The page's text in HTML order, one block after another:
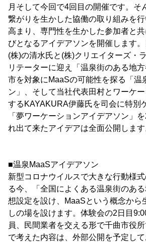
月そして今回で4回目の開催です。そ
繋がりを生かした協働の取り組みを
高まり、専門性を生かした参加者と
びとなるアイデアソンを開催します
(株)の清水氏と(株)クリエイターズ・
リテーターに迎え「温泉街のある地
市を対象にMaaSの可能性を探る「温
ン」、そして当社代表田村とワーケ
するKAYAKURA伊藤氏を司会に特別
「夢ワーケーションアイデアソン」
れ出て来たアイデアは全面公開します
■温泉MaaSアイデアソン
新型コロナウイルスで大きな行動様
る今、「全国によくある温泉街のあ
想設定を設け、MaaSという概念から
しの場を設けます。体験会の2日目
員、民間業者を交える形で千曲市役
で考えた内容は、外部公開を予定し